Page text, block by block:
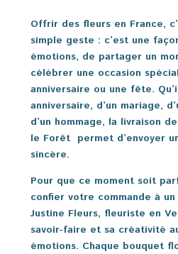
Offrir des fleurs en France,
simple geste : c’est une
émotions, de partager un
célébrer une occasion
anniversaire ou une fête.
anniversaire, d’un mariage,
d’un hommage, la livraison
le Forêt permet d’envoyer
sincère.
Pour que ce moment soit
confier votre commande à
Justine Fleurs, fleuriste en
savoir-faire et sa créativité
émotions. Chaque bouquet